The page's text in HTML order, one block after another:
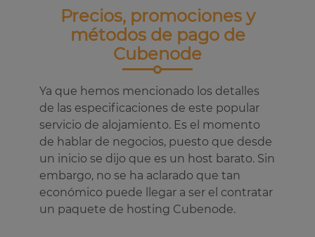
Precios, promociones y
métodos de pago de
Cubenode
Ya que hemos mencionado los detalles
de las especificaciones de este popular
servicio de alojamiento. Es el momento
de hablar de negocios, puesto que desde
un inicio se dijo que es un host barato. Sin
embargo, no se ha aclarado que tan
económico puede llegar a ser el contratar
un paquete de hosting Cubenode.